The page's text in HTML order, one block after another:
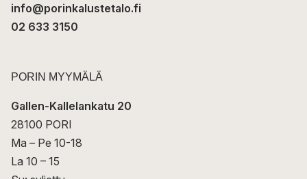
info@porinkalustetalo.fi
02 633 3150
PORIN MYYMÄLÄ
Gallen-Kallelankatu 20
28100 PORI
Ma – Pe 10-18
La 10 – 15